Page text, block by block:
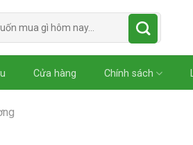
Cửa hàng Chính sách